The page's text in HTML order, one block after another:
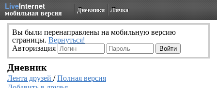
LiveInternet
мобильная версия Дневники Личка
Вы были перенаправлены на мобильную версию
страницы. Вернуться!
Авторизация
Дневник
Лента друзей /Полная версия